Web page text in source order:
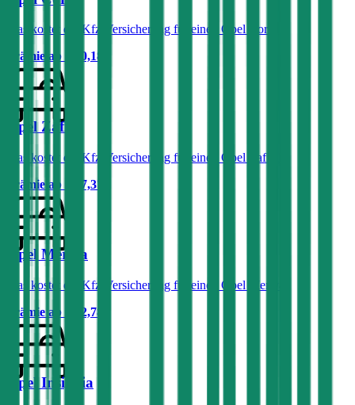
Was kostet die Kfz-Versicherung für einen Opel Corsa?
Prämie ab
€ 30,18
Opel Zafira
Was kostet die Kfz-Versicherung für einen Opel Zafira?
Prämie ab
€ 47,37
Opel Meriva
Was kostet die Kfz-Versicherung für einen Opel Meriva?
Prämie ab
€ 52,78
Opel Insignia